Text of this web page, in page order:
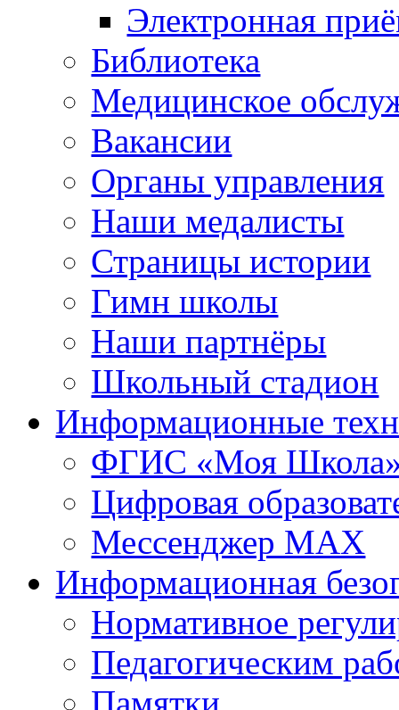
Электронная
Библиотека
Медицинское
Вакансии
Органы управления
Наши медалисты
Страницы истории
Гимн школы
Наши партнёры
Школьный стадион
Информационные
ФГИС «Моя
Цифровая
Мессенджер MAX
Информационная
Нормативное
Педагогическим